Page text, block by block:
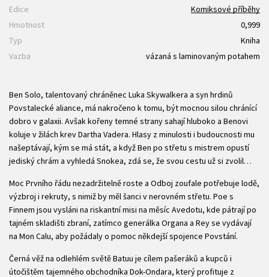
Edice
Komiksové příběhy
Hmotnost
0,999
Typ
Kniha
Vazba
vázaná s laminovaným potahem
Ben Solo, talentovaný chráněnec Luka Skywalkera a syn hrdinů
Povstalecké aliance, má nakročeno k tomu, být mocnou silou chránící
dobro v galaxii. Avšak kořeny temné strany sahají hluboko a Benovi
koluje v žilách krev Dartha Vadera. Hlasy z minulosti i budoucnosti mu
našeptávají, kým se má stát, a když Ben po střetu s mistrem opustí
jediský chrám a vyhledá Snokea, zdá se, že svou cestu už si zvolil…
Moc Prvního řádu nezadržitelně roste a Odboj zoufale potřebuje lodě,
výzbroj i rekruty, s nimiž by měl šanci v nerovném střetu. Poe s
Finnem jsou vysláni na riskantní misi na měsíc Avedotu, kde pátrají po
tajném skladišti zbraní, zatímco generálka Organa a Rey se vydávají
na Mon Calu, aby požádaly o pomoc někdejší spojence Povstání.
Černá věž na odlehlém světě Batuu je cílem pašeráků a kupců i
útočištěm tajemného obchodníka Dok-Ondara, který profituje z